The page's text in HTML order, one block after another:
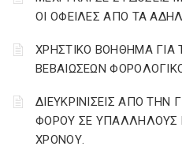
ΟΙ ΟΦΕΙΛΕΣ ΑΠΟ ΤΑ
ΧΡΗΣΤΙΚΟ ΒΟΗΘΗΜΑ
ΒΕΒΑΙΩΣΕΩΝ
ΔΙΕΥΚΡΙΝΙΣΕΙΣ ΑΠΟ ΤΗΝ
ΦΟΡΟΥ ΣΕ ΥΠΑΛΛΗΛΟΥΣ
ΧΡΟΝΟΥ.